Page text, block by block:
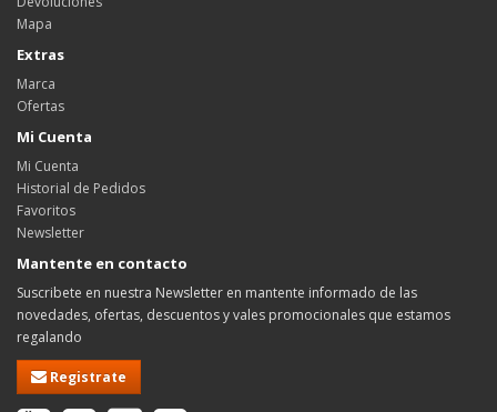
Mapa
Extras
Marca
Ofertas
Mi Cuenta
Mi Cuenta
Historial de Pedidos
Favoritos
Newsletter
Mantente en contacto
Suscribete en nuestra Newsletter en mantente informado de las
novedades, ofertas, descuentos y vales promocionales que estamos
regalando
Registrate